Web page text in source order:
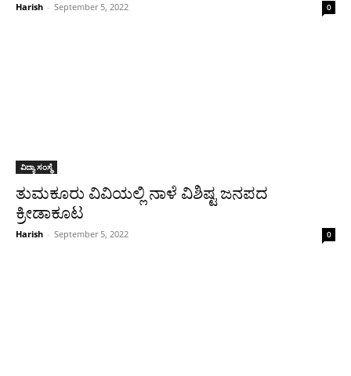
Harish - September 5, 2022 0
ವಿದ್ಯಾ ಸಂಸ್ಥೆ
ತುಮಕೂರು ವಿವಿಯಲ್ಲಿ‌ ನಾಳೆ ವಿಶಿಷ್ಟ ಜನಪದ‌
ಕ್ರೀಡಾಕೂಟ
Harish - September 5, 2022 0